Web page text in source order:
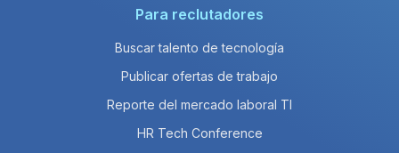
Para reclutadores
Buscar talento de tecnología
Publicar ofertas de trabajo
Reporte del mercado laboral TI
HR Tech Conference